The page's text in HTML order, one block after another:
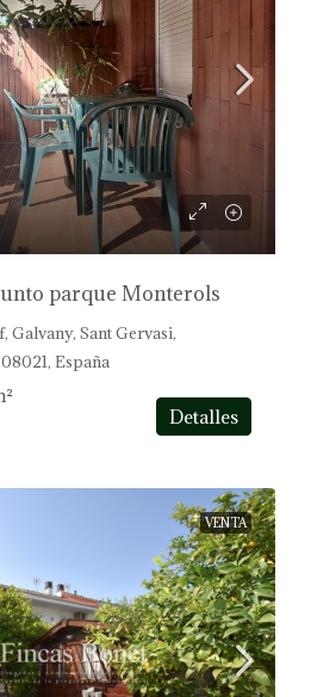
parque Monterols
Galvany, Sant Gervasi,
España
Detalles
VENTA